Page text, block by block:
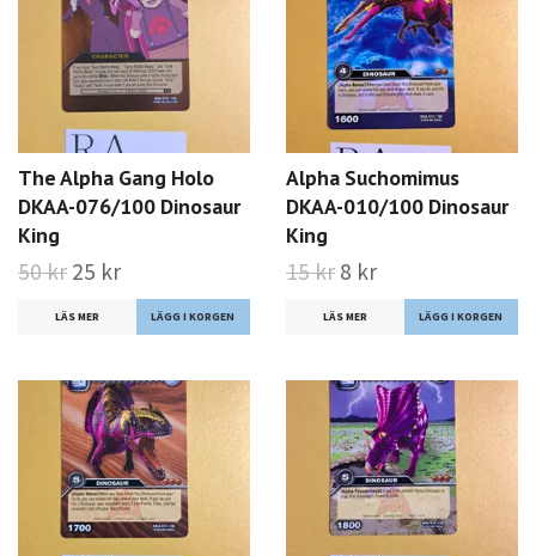
The Alpha Gang Holo
DKAA-076/100 Dinosaur
King
50 kr 25 kr
LÄS MER
Alpha Suchomimus
DKAA-010/100 Dinosaur
King
15 kr 8 kr
LÄS MER